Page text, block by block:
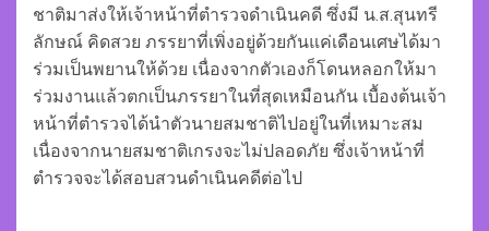
ชาติมาส่งให้เจ้าหน้าที่ตำรวจดำเนินคดี ซึ่งมี น.ส.สุนทรี
ลักษณ์ คิดสวย ภรรยาที่เพิ่งอยู่ด้วยกันแค่เดือนเศษได้มา
ร่วมเป็นพยานให้ด้วย เนื่องจากตัวเองก็โดนหลอกให้มา
ร่วมงานแล้วตกเป็นภรรยาในที่สุดเหมือนกัน เบื้องต้นเจ้า
หน้าที่ตำรวจได้นำตัวนายสมชาติไปอยู่ในที่เหมาะสม
เนื่องจากนายสมชาติเกรงจะไม่ปลอดภัย ซึ่งเจ้าหน้าที่
ตำรวจจะได้สอบสวนดำเนินคดีต่อไป